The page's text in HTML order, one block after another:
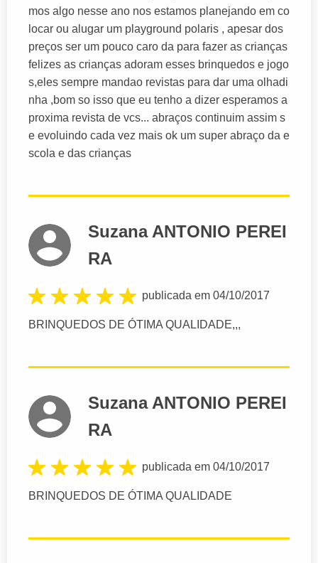
mos algo nesse ano nos estamos planejando em co
locar ou alugar um playground polaris , apesar dos
preços ser um pouco caro da para fazer as crianças
felizes as crianças adoram esses brinquedos e jogo
s,eles sempre mandao revistas para dar uma olhadi
nha ,bom so isso que eu tenho a dizer esperamos a
proxima revista de vcs... abraços continuim assim s
e evoluindo cada vez mais ok um super abraço da e
scola e das crianças
Suzana ANTONIO PEREI
RA
publicada em 04/10/2017
BRINQUEDOS DE ÓTIMA QUALIDADE,,,
Suzana ANTONIO PEREI
RA
publicada em 04/10/2017
BRINQUEDOS DE ÓTIMA QUALIDADE